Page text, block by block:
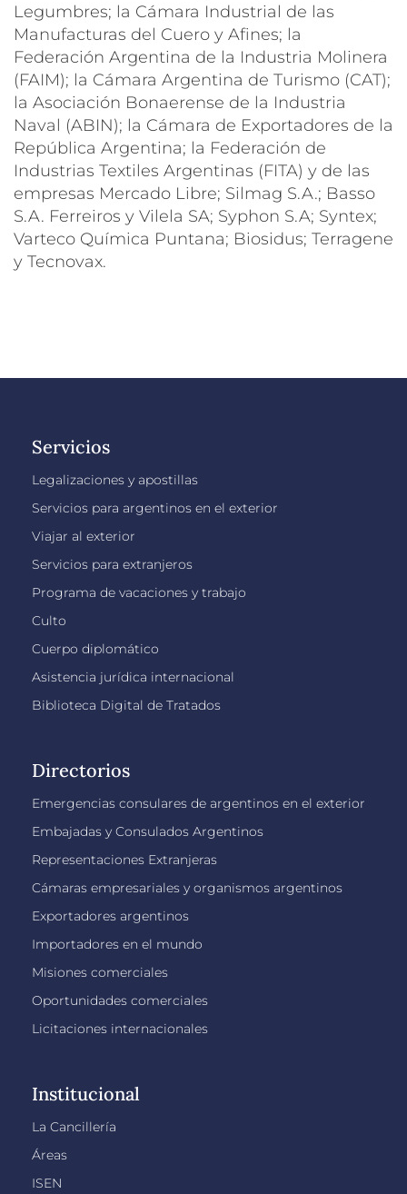
Legumbres; la Cámara Industrial de las
Manufacturas del Cuero y Afines; la
Federación Argentina de la Industria Molinera
(FAIM); la Cámara Argentina de Turismo (CAT);
la Asociación Bonaerense de la Industria
Naval (ABIN); la Cámara de Exportadores de la
República Argentina; la Federación de
Industrias Textiles Argentinas (FITA) y de las
empresas Mercado Libre; Silmag S.A.; Basso
S.A. Ferreiros y Vilela SA; Syphon S.A; Syntex;
Varteco Química Puntana; Biosidus; Terragene
y Tecnovax.
Servicios
Legalizaciones y apostillas
Servicios para argentinos en el exterior
Viajar al exterior
Servicios para extranjeros
Programa de vacaciones y trabajo
Culto
Cuerpo diplomático
Asistencia jurídica internacional
Biblioteca Digital de Tratados
Directorios
Emergencias consulares de argentinos en el exterior
Embajadas y Consulados Argentinos
Representaciones Extranjeras
Cámaras empresariales y organismos argentinos
Exportadores argentinos
Importadores en el mundo
Misiones comerciales
Oportunidades comerciales
Licitaciones internacionales
Institucional
La Cancillería
Áreas
ISEN